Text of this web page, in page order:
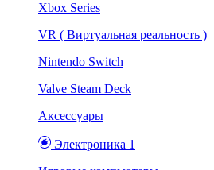
Xbox Series
VR ( Виртуальная реальность )
Nintendo Switch
Valve Steam Deck
Аксессуары
Электроника 1